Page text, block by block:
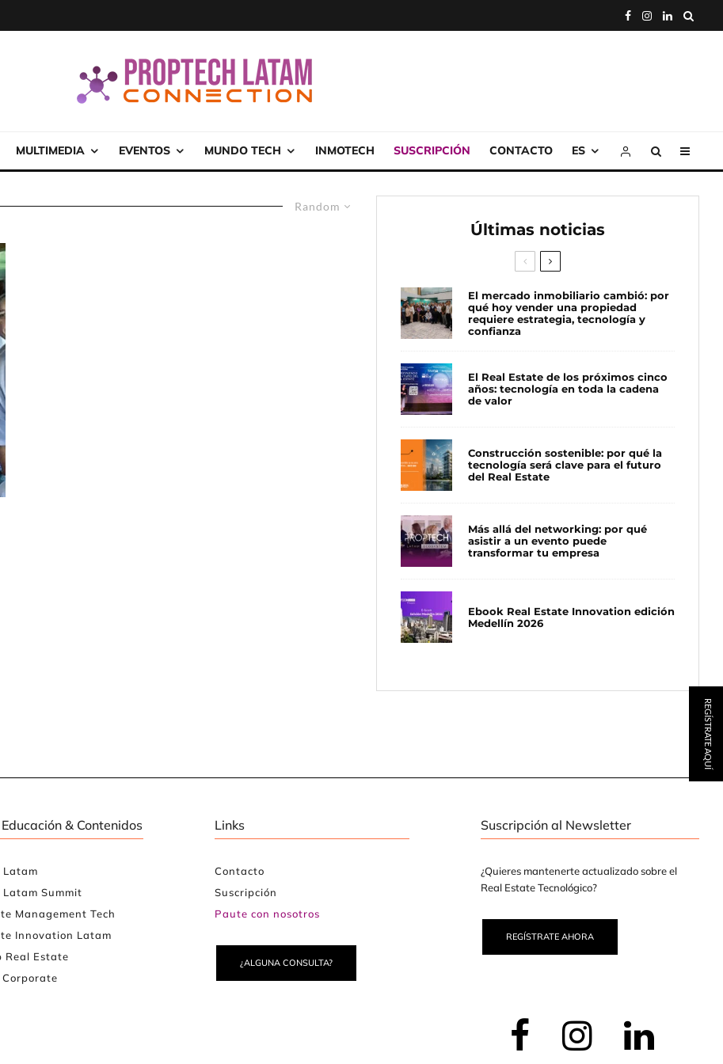
MULTIMEDIA EVENTOS MUNDO TECH INMOTECH SUSCRIPCIÓN CONTACTO ES
Random
Últimas noticias
El mercado inmobiliario cambió: por
qué hoy vender una propiedad
requiere estrategia, tecnología y
confianza
El Real Estate de los próximos cinco
años: tecnología en toda la cadena
de valor
Construcción sostenible: por qué la
tecnología será clave para el futuro
del Real Estate
Más allá del networking: por qué
asistir a un evento puede
transformar tu empresa
Ebook Real Estate Innovation edición
Medellín 2026
& Contenidos
Latam
Latam Summit
Management Tech
Innovation Latam
Real Estate
Links
Contacto
Suscripción
Paute con nosotros
¿ALGUNA CONSULTA?
Suscripción al Newsletter
¿Quieres mantenerte actualizado sobre el
Real Estate Tecnológico?
REGÍSTRATE AHORA
REGÍSTRATE AQUÍ